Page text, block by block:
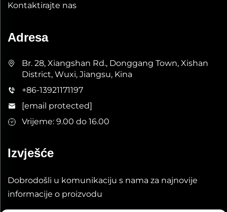
Kontaktirajte nas
Adresa
Br. 28, Xiangshan Rd., Donggang Town, Xishan
District, Wuxi, Jiangsu, Kina
+86-13921171197
[email protected]
Vrijeme: 9.00 do 16.00
Izvješće
Dobrodošli u komunikaciju s nama za najnovije
informacije o proizvodu